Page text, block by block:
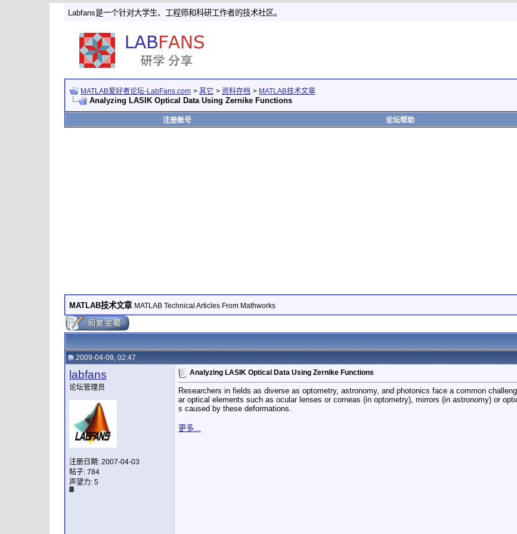
Labfans是一个针对大学生、工程师和科研工作者的技术社区。
MATLAB爱好者论坛-LabFans.com > 其它 > 资料存档 > MATLAB技术文章
Analyzing LASIK Optical Data Using Zernike Functions
注册账号 论坛帮助
MATLAB技术文章 MATLAB Technical Articles From Mathworks
2009-04-09, 02:47
labfans
论坛管理员
注册日期: 2007-04-03
帖子: 784
声望力: 5
Analyzing LASIK Optical Data Using Zernike Functions
Researchers in fields as diverse as optometry, astronomy, and photonics face a common
ar optical elements such as ocular lenses or corneas (in optometry), mirrors (in astronomy) or
s caused by these deformations.
更多...